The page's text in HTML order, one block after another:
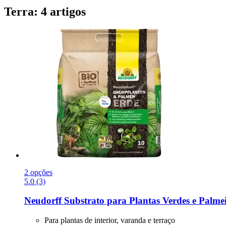
Terra: 4 artigos
2 opções
5.0 (3)
NeudorffSubstrato para Plantas Verdes e
Para plantas de interior, varanda e terraço